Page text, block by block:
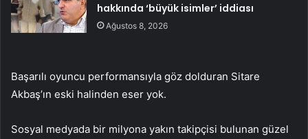
hakkında ‘büyük isimler’ iddiası
Ağustos 8, 2026
Başarılı oyuncu performansıyla göz dolduran Sitare
Akbaş’ın eski halinden eser yok.
Sosyal medyada bir milyona yakın takipçisi bulunan güzel